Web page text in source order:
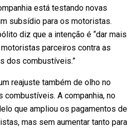
está testando novas
subsídio para os motoristas.
diz que a intenção é “dar mais
parceiros contra as
dos combustíveis.”
reajuste também de olho no
combustíveis. A companhia, no
que ampliou os pagamentos de
mas sem aumentar tanto para